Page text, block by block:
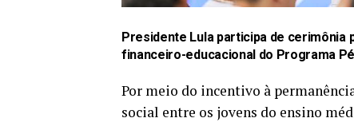
Presidente Lula participa de cerimônia
financeiro-educacional do Programa
Por meio do incentivo à
social entre os jovens do ensino